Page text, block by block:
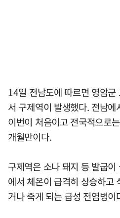
14일 전남도에 따르면 영암
서 구제역이 발생했다. 전남
이번이 처음이고 전국적으로
개월만이다.
구제역은 소나 돼지 등 발굽
에서 체온이 급격히 상승하고
거나 죽게 되는 급성 전염병이